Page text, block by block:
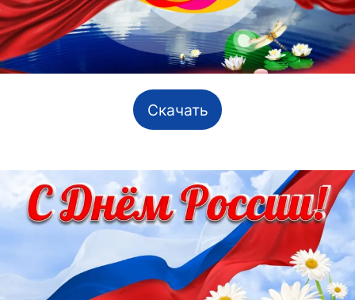
Скачать